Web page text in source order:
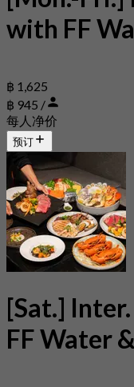
with FF
฿ 1,625
฿ 945 /
每人净价
预订
[Sat.]
FF Water